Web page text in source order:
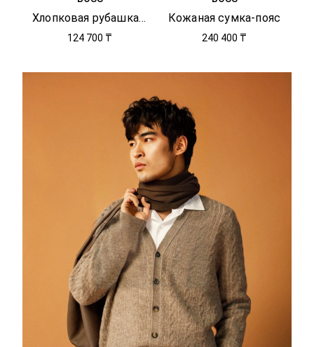
Хлопковая рубашка в клетку
124 700 ₸
Кожаная сумка-пояс
240 400 ₸